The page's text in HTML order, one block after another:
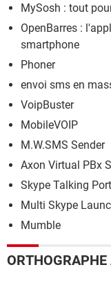
MySosh : tout
OpenBarres :
smartphone
Phoner
envoi sms en
VoipBuster
MobileVOIP
M.W.SMS Sender
Axon Virtual PBx
Skype Talking
Multi Skype
Mumble